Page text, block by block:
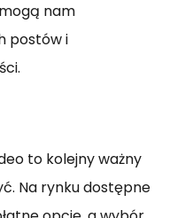
nam
postów i
to kolejny ważny
Na rynku dostępne